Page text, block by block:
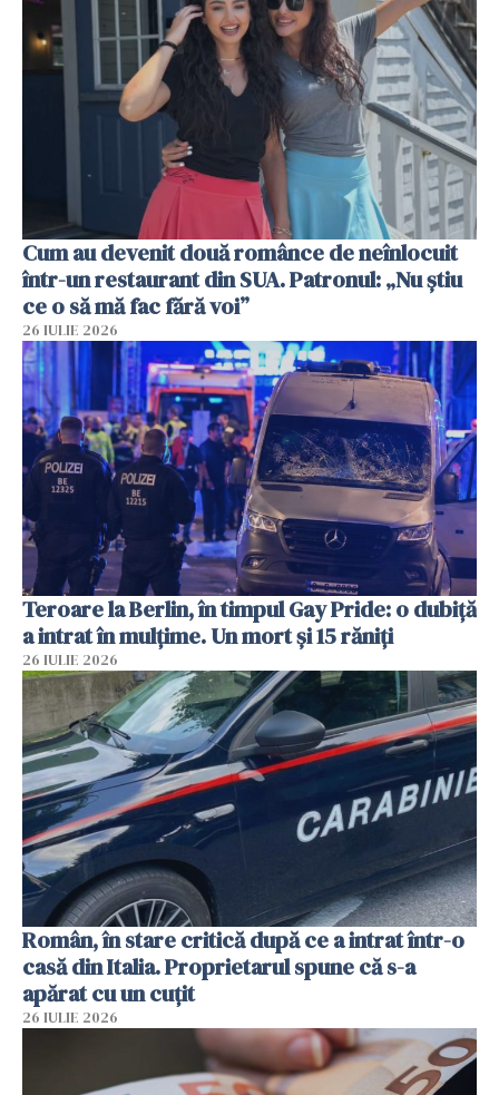
Cum au devenit două românce de neînlocuit
într-un restaurant din SUA. Patronul: „Nu știu
ce o să mă fac fără voi”
26 IULIE 2026
Teroare la Berlin, în timpul Gay Pride: o dubiță
a intrat în mulțime. Un mort și 15 răniți
26 IULIE 2026
Român, în stare critică după ce a intrat într-o
casă din Italia. Proprietarul spune că s-a
apărat cu un cuțit
26 IULIE 2026